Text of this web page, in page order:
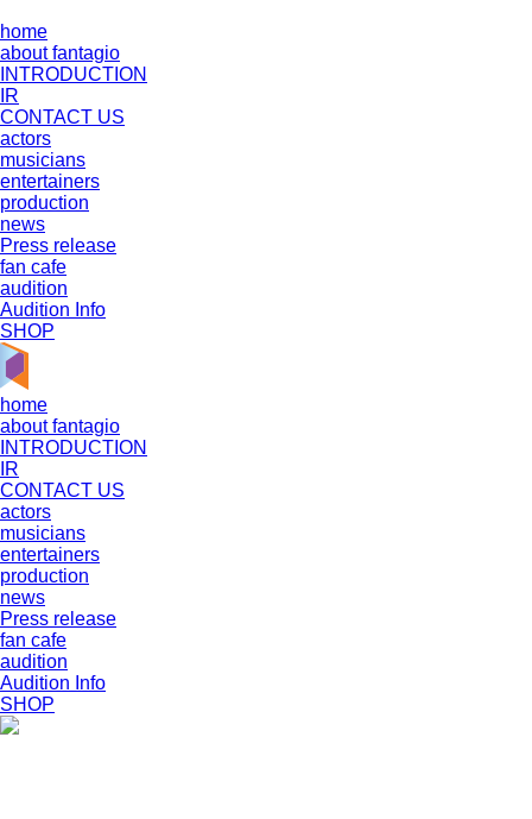
home
about fantagio
INTRODUCTION
IR
CONTACT US
actors
musicians
entertainers
production
news
Press release
fan cafe
audition
Audition Info
SHOP
home
about fantagio
INTRODUCTION
IR
CONTACT US
actors
musicians
entertainers
production
news
Press release
fan cafe
audition
Audition Info
SHOP